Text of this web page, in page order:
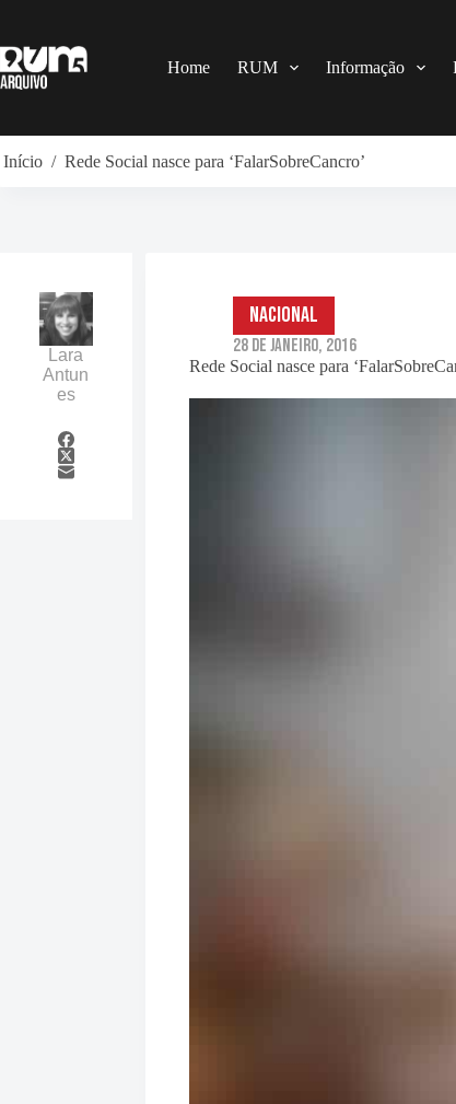
o
conteúdo
Home RUM Informação
Início / Rede Social nasce para ‘FalarSobreCancro’
Rede Social nasce para
Nacional
28 de Janeiro, 2016
Lara
Antun
es